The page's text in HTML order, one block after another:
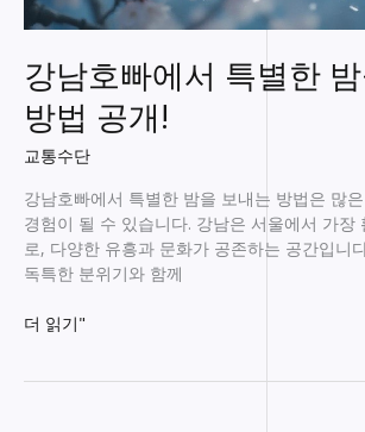
강남호빠에서 특별한
방법 공개!
교통수단
강남호빠에서 특별한 밤을 보내는 방법은 많
경험이 될 수 있습니다. 강남은 서울에서 가장
로, 다양한 유흥과 문화가 공존하는 공간입니
독특한 분위기와 함께
강
더 읽기"